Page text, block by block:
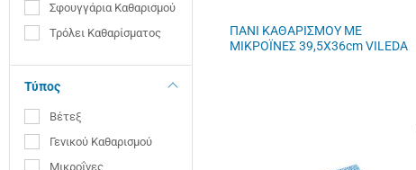
VILEDA
Σφουγγάρια Καθαρισμού
Τρόλει Καθαρίσματος
Τύπος
Βέτεξ
Γενικού Καθαρισμού
Μικροΐνες
ΠΑΝΙ ΚΑΘΑΡΙΣΜΟΥ ΜΕ
ΜΙΚΡΟΪΝΕΣ 39,5X36cm VILEDA